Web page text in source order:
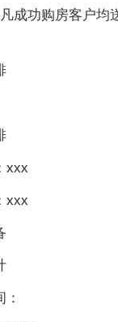
成功购房客户均
xxx
xxx